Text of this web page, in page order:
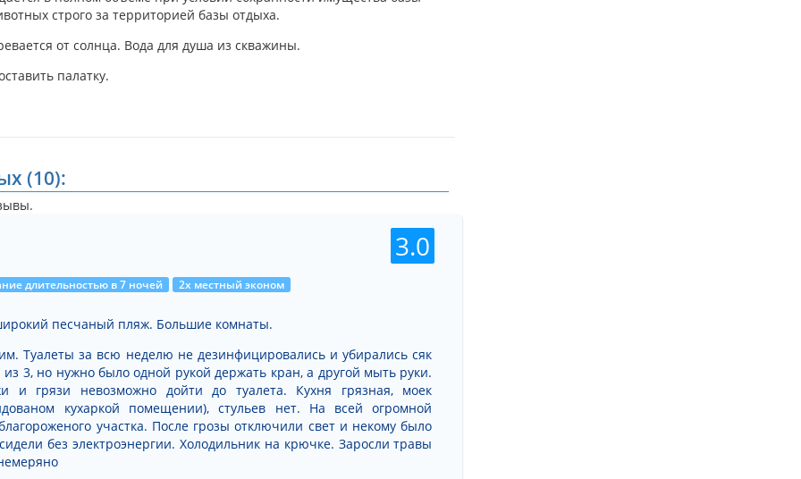
есть возможность питаться в многочисленных кафе, расположенных
напитки и поесть мороженого можно в баре.
плату воспользоваться Wi-Fi-интернетом. Также за
хранение ценностей в сейфе, а также напольный
чтобы побаловать себя сочным шашлыком.
поставить ее прямо возле своего домика.
строго за территорией базы отдыха.
от солнца. Вода для душа из скважины.
палатку.
(10):
3.0
длительностью в 7 ночей 2х местный эконом
песчаный пляж. Большие комнаты.
Туалеты за всю неделю не дезинфицировались и убирались сяк
3, но нужно было одной рукой держать кран, а другой мыть руки.
и грязи невозможно дойти до туалета. Кухня грязная, моек
кухаркой помещении), стульев нет. На всей огромной
участка. После грозы отключили свет и некому было
без электроэнергии. Холодильник на крючке. Заросли травы